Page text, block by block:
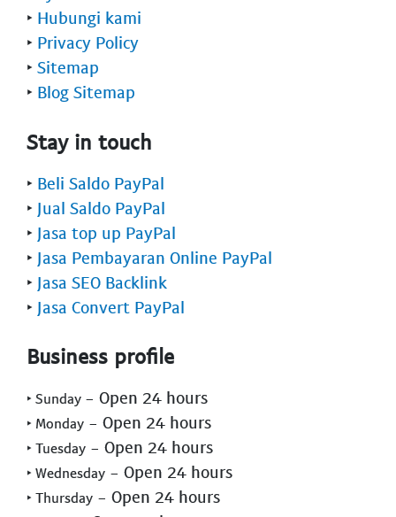
‣ Hubungi kami
‣ Privacy Policy
‣ Sitemap
‣ Blog Sitemap
Stay in touch
‣ Beli Saldo PayPal
‣ Jual Saldo PayPal
‣ Jasa top up PayPal
‣ Jasa Pembayaran Online PayPal
‣ Jasa SEO Backlink
‣ Jasa Convert PayPal
Business profile
‣ Sunday - Open 24 hours
‣ Monday - Open 24 hours
‣ Tuesday - Open 24 hours
‣ Wednesday - Open 24 hours
‣ Thursday - Open 24 hours